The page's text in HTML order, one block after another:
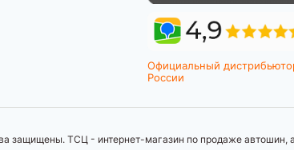
Официальный
России
ТСЦ - интернет-магазин по продаже автошин,